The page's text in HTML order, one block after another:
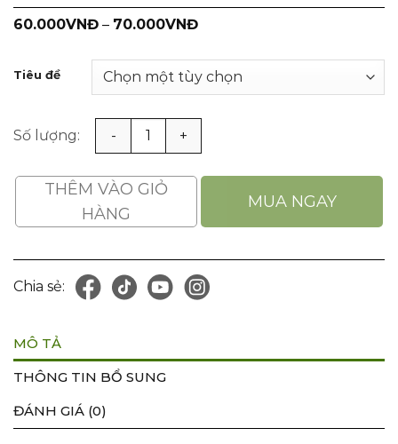
60.000VNĐ – 70.000VNĐ
Tiêu đề
Găng Tay Phủ Cao Su 1 Mặt Màu Đỏ số lượng
THÊM VÀO GIỎ
HÀNG
MUA NGAY
Chia sẻ:
MÔ TẢ
THÔNG TIN BỔ SUNG
ĐÁNH GIÁ (0)